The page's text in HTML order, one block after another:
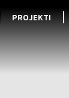
PROJEKTI